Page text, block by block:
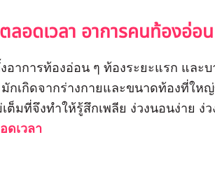
อดเวลา อาการคนท้องอ่อ
อาการท้องอ่อน ๆ ท้องระยะแรก และ
กเกิดจากร่างกายและขนาดท้องที่ให
ต็มที่จึงทำให้รู้สึกเพลีย ง่วงนอนง่าย ง่
ดเวลา